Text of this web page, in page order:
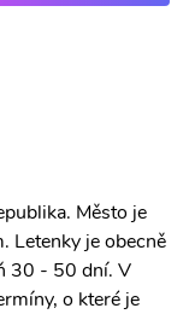
Město je
Letenky je obecně
30 - 50 dní. V
o které je